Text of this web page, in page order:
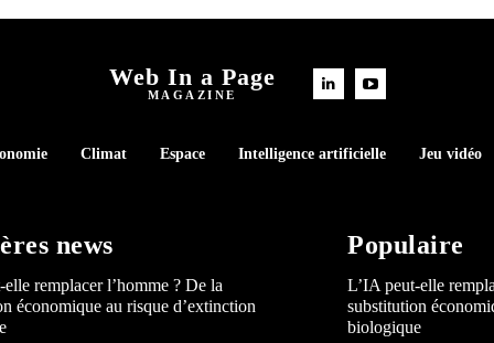
Web In a Page
MAGAZINE
Climat Espace Intelligence artificielle Jeu vidéo
news
remplacer l’homme ? De la
économique au risque d’extinction
Populaire
L’IA peut-elle
substitution
biologique